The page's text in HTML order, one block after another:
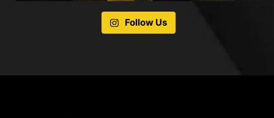
Follow Us